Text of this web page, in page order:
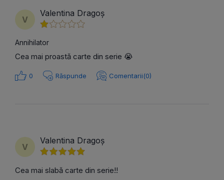
V
Valentina Dragoș
Annihilator
Cea mai proastă carte din serie 😭
0 Răspunde Comentarii(0)
V
Valentina Dragoș
Cea mai slabă carte din serie!!